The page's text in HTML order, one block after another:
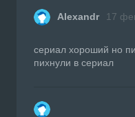
Alexandr 17
сериал хороший но
пихнули в сериал